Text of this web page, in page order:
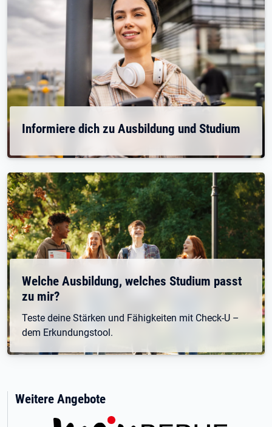
Informiere dich zu Ausbildung und Studium
Welche Ausbildung, welches Studium passt
zu mir?
Teste deine Stärken und Fähigkeiten mit Check-U –
dem Erkundungstool.
Weitere Angebote